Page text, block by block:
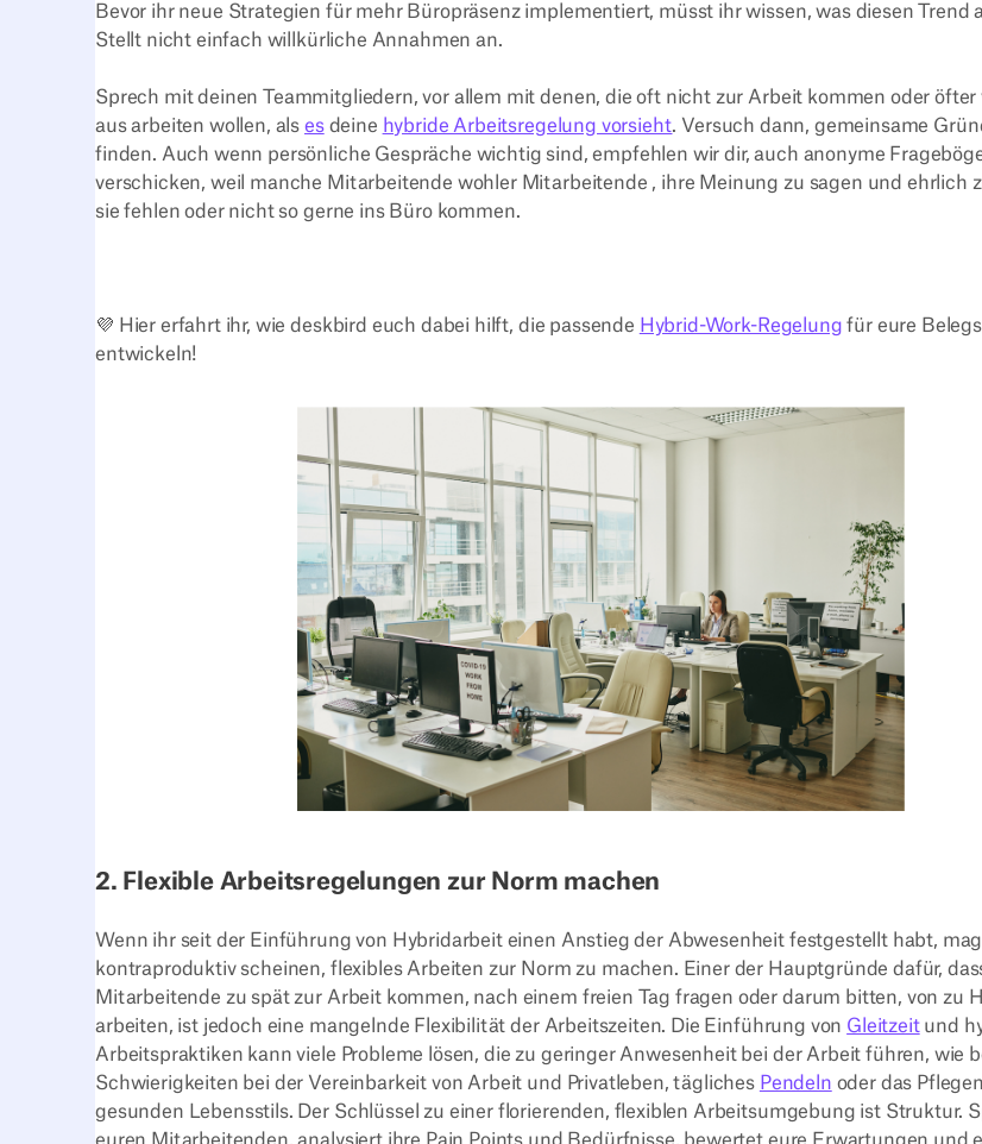
Bevor ihr neue Strategien für mehr Büropräsenz implementiert, müsst ihr wissen, was diesen Trend
Stellt nicht einfach willkürliche Annahmen an.
Sprech mit deinen Teammitgliedern, vor allem mit denen, die oft nicht zur Arbeit kommen oder öfter
aus arbeiten wollen, als esdeine hybride Arbeitsregelung vorsieht. Versuch dann, gemeinsame
finden. Auch wenn persönliche Gespräche wichtig sind, empfehlen wir dir, auch anonyme
verschicken, weil manche Mitarbeitende wohler Mitarbeitende , ihre Meinung zu sagen und ehrlich
sie fehlen oder nicht so gerne ins Büro kommen.
💜 Hier erfahrt ihr, wie deskbird euch dabei hilft, die passende Hybrid-Work-Regelung für eure
entwickeln!
2. Flexible Arbeitsregelungen zur Norm machen
Wenn ihr seit der Einführung von Hybridarbeit einen Anstieg der Abwesenheit festgestellt habt,
kontraproduktiv scheinen, flexibles Arbeiten zur Norm zu machen. Einer der Hauptgründe dafür,
Mitarbeitende zu spät zur Arbeit kommen, nach einem freien Tag fragen oder darum bitten, von zu
arbeiten, ist jedoch eine mangelnde Flexibilität der Arbeitszeiten. Die Einführung von Gleitzeitund
Arbeitspraktiken kann viele Probleme lösen, die zu geringer Anwesenheit bei der Arbeit führen, wie
Schwierigkeiten bei der Vereinbarkeit von Arbeit und Privatleben, tägliches Pendeln oder das
gesunden Lebensstils. Der Schlüssel zu einer florierenden, flexiblen Arbeitsumgebung ist Struktur.
euren Mitarbeitenden, analysiert ihre Pain Points und Bedürfnisse, bewertet eure Erwartungen und